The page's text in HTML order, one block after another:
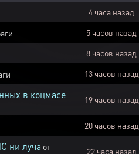
4 часа назад
5 часов назад
8 часов назад
13 часов назад
в коцмасе 19 часов назад
20 часов назад
ни луча от
22 часа назад